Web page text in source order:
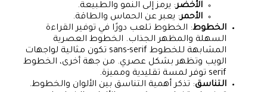
الأخضر: يرمز إلى النمو والطبيعة.
الأحمر: يعبر عن الحماس والطاقة.
الخطوط: الخطوط تلعب دورًا في توفير القراءة
السهلة والمظهر الجذاب. الخطوط العصرية
المشابهة للخطوط sans-serif تكون مثالية لواجهات
الويب وتظهر بشكل عصري. من جهة أخرى، الخطوط
serif توفر لمسة تقليدية ومميزة.
التناسق: تذكر أهمية التناسق بين الألوان والخطوط.